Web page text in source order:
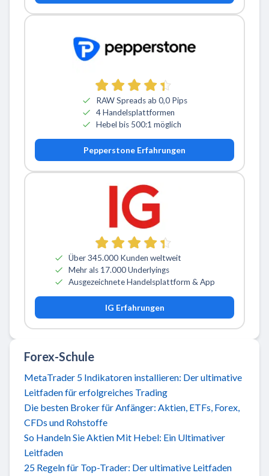
RAW Spreads ab 0,0 Pips
4 Handelsplattformen
Hebel bis 500:1 möglich
Pepperstone Erfahrungen
Über 345.000 Kunden weltweit
Mehr als 17.000 Underlyings
Ausgezeichnete Handelsplattform & App
IG Erfahrungen
Forex-Schule
MetaTrader 5 Indikatoren installieren: Der ultimative
Leitfaden für erfolgreiches Trading
Die besten Broker für Anfänger: Aktien, ETFs, Forex,
CFDs und Rohstoffe
So Handeln Sie Aktien Mit Hebel: Ein Ultimativer
Leitfaden
25 Regeln für Top-Trader: Der ultimative Leitfaden